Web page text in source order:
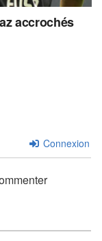
accrochés
Connexion